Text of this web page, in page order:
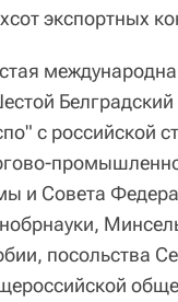
экспортных
с российской
и Совета
посольства